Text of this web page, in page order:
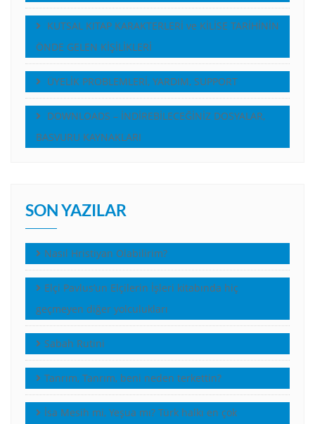
KUTSAL KITAP KARAKTERLERİ ve KİLİSE TARİHİNİN
ÖNDE GELEN KİŞİLİKLERİ
ÜYELİK PROBLEMLERİ, YARDIM, SUPPORT
DOWNLOADS – İNDİREBİLECEĞİNİZ DOSYALAR,
BASVURU KAYNAKLARI
SON YAZILAR
Nasıl Hristiyan Olabilirim?
Elçi Pavlus’un Elçilerin İşleri kitabında hiç
geçmeyen diğer yolculukları
Sabah Rutini
Tanrım, Tanrım, beni neden terkettin?
İsa Mesih mi, Yeşua mı? Türk halkı en çok